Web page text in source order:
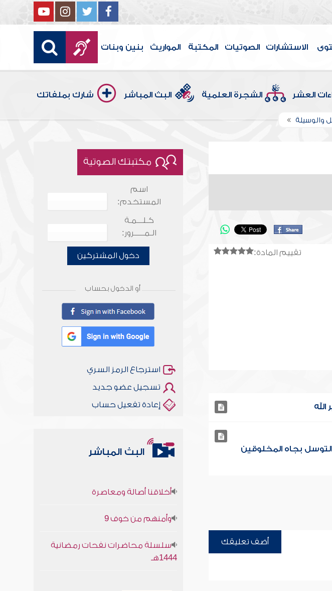
الاستشارات الصوتيات المكتبة المواريث بنين وبنات
العشر الشجرة العلمية البث المباشر شارك بملفاتك
والوسيلة
تقييم المادة:
بجاه المخلوقين
أضف تعليقك
مكتبتك الصوتية
اسم
المستخدم:
كـلـــمـة
الـمـــــرور:
دخول المشتركين
أو الدخول بحساب
استرجاع الرمز السري
تسجيل عضو جديد
إعادة تفعيل حساب
البث المباشر
1444هـ